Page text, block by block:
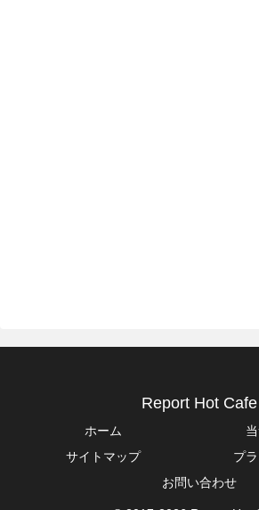
Report Hot Cafe
ホーム
サイトマップ
プ
お問い合わせ